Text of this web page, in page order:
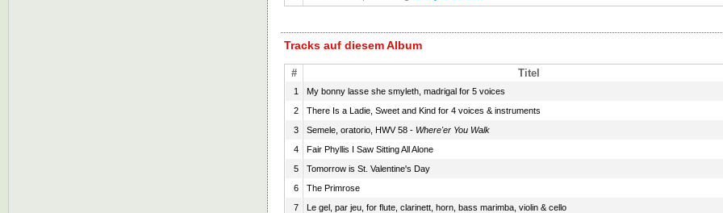
Tracks auf diesem Album
# Titel
1 My bonny lasse she smyleth, madrigal for 5 voices
2
There Is a Ladie, Sweet and Kind for 4 voices & instruments
3
Semele, oratorio, HWV 58 - Where'er You Walk
4
Fair Phyllis I Saw Sitting All Alone
5
Tomorrow is St. Valentine's Day
6
The Primrose
7
Le gel, par jeu, for flute, clarinett, horn, bass marimba, violin & cello